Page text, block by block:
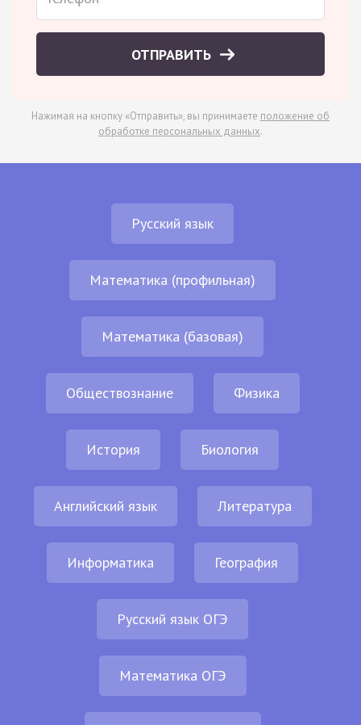
ОТПРАВИТЬ
Нажимая на кнопку «Отправить», вы принимаете положение об
обработке персональных данных.
Русский язык
Математика (профильная)
Математика (базовая)
Обществознание Физика
История Биология
Английский язык Литература
Информатика География
Русский язык ОГЭ
Математика ОГЭ